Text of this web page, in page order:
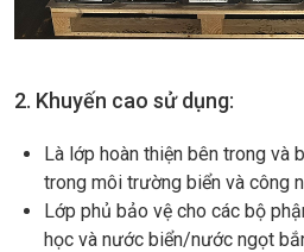
2. Khuyến cao sử dụng:
Là lớp hoàn thiện bên trong và
trong môi trường biển và công
Lớp phủ bảo vệ cho các bộ
học và nước biển/nước ngọt